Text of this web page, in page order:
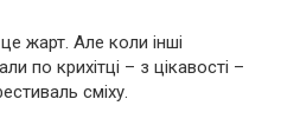
жарт. Але коли інші
по крихітці – з цікавості –
сміху.